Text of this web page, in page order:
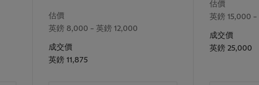
估價
英鎊 8,000 – 英鎊 12,000
成交價
英鎊 11,875
估價
英鎊 15,000
成交價
英鎊 25,000